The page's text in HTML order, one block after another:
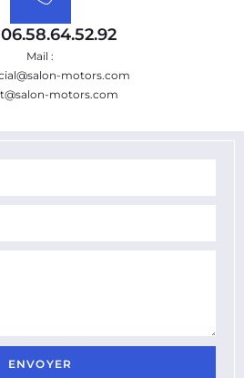
Mail :
motors.com
motors.com
ENVOYER